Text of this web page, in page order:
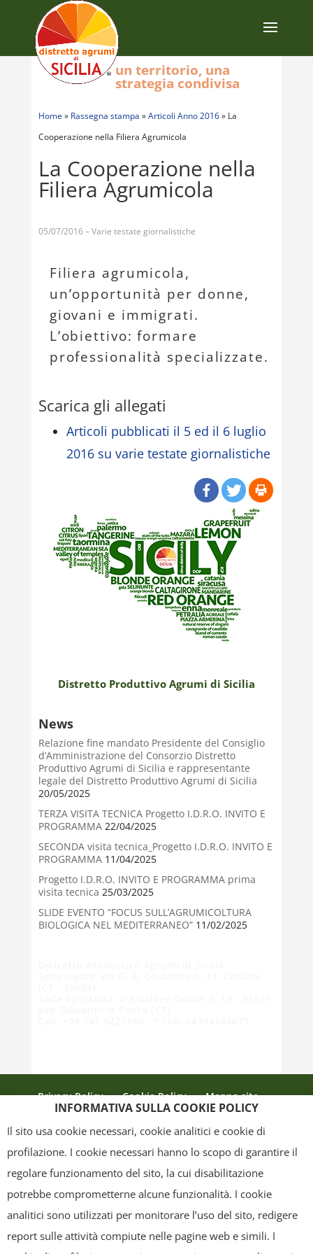
Home » Rassegna stampa »Articoli Anno 2016» La
Cooperazione nella Filiera Agrumicola
La Cooperazione nella
Filiera Agrumicola
05/07/2016 – Varie testate giornalistiche
Filiera agrumicola,
un’opportunità per donne,
giovani e immigrati.
L’obiettivo: formare
professionalità specializzate.
Scarica gli allegati
Articoli pubblicati il 5 ed il 6 luglio
2016 su varie testate giornalistiche
Distretto Produttivo Agrumi di Sicilia
un territorio, una
strategia condivisa
News
Relazione fine mandato Presidente del Consiglio
d’Amministrazione del Consorzio Distretto
Produttivo Agrumi di Sicilia e rappresentante
legale del Distretto Produttivo Agrumi di Sicilia
20/05/2025
TERZA VISITA TECNICA Progetto I.D.R.O. INVITO E
PROGRAMMA22/04/2025
SECONDA visita tecnica_Progetto I.D.R.O. INVITO E
PROGRAMMA11/04/2025
Progetto I.D.R.O. INVITO E PROGRAMMA prima
visita tecnica 25/03/2025
SLIDE EVENTO “FOCUS SULL’AGRUMICOLTURA
BIOLOGICA NEL MEDITERRANEO”11/02/2025
Privacy Policy Cookie Policy
Mappa sito
grafica ed il layout) sono di proprietà del "Distretto Produttivo Agrumi di
Sicilia" e tutelati dal diritto d’autore. È pertanto vietato copiarli,
pubblicarli, riscriverli, commercializzarli, distribuirli, anche soltanto in
INFORMATIVA SULLA COOKIE POLICY
Il sito usa cookie necessari, cookie analitici e cookie di
profilazione. I cookie necessari hanno lo scopo di garantire il
regolare funzionamento del sito, la cui disabilitazione
potrebbe comprometterne alcune funzionalità. I cookie
analitici sono utilizzati per monitorare l’uso del sito, redigere
report sulle attività compiute nelle pagine web e simili. I